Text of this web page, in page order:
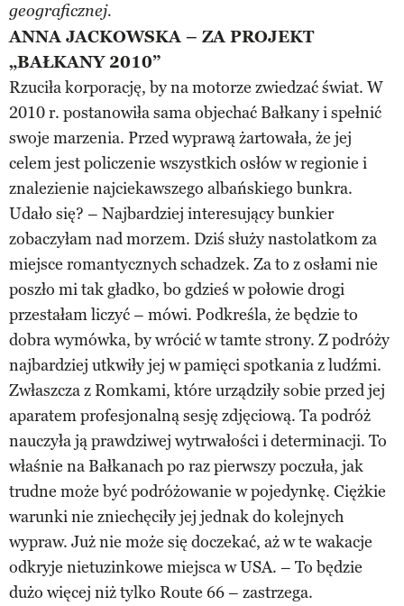
geograficznej.
ANNA JACKOWSKA – ZA PROJEKT
„BAŁKANY 2010”
Rzuciła korporację, by na motorze zwiedzać świat. W
2010 r. postanowiła sama objechać Bałkany i spełnić
swoje marzenia. Przed wyprawą żartowała, że jej
celem jest policzenie wszystkich osłów w regionie i
znalezienie najciekawszego albańskiego bunkra.
Udało się? – Najbardziej interesujący bunkier
zobaczyłam nad morzem. Dziś służy nastolatkom za
miejsce romantycznych schadzek. Za to z osłami nie
poszło mi tak gładko, bo gdzieś w połowie drogi
przestałam liczyć – mówi. Podkreśla, że będzie to
dobra wymówka, by wrócić w tamte strony. Z podróży
najbardziej utkwiły jej w pamięci spotkania z ludźmi.
Zwłaszcza z Romkami, które urządziły sobie przed jej
aparatem profesjonalną sesję zdjęciową. Ta podróż
nauczyła ją prawdziwej wytrwałości i determinacji. To
właśnie na Bałkanach po raz pierwszy poczuła, jak
trudne może być podróżowanie w pojedynkę. Ciężkie
warunki nie zniechęciły jej jednak do kolejnych
wypraw. Już nie może się doczekać, aż w te wakacje
odkryje nietuzinkowe miejsca w USA. – To będzie
dużo więcej niż tylko Route 66 – zastrzega.